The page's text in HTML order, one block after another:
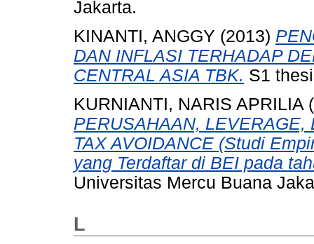
Jakarta.
KINANTI, ANGGY (2013)
DAN INFLASI TERHADAP
CENTRAL ASIA TBK. S1
KURNIANTI, NARIS APRILIA
PERUSAHAAN, LEVERAGE,
TAX AVOIDANCE (Studi
yang Terdaftar di BEI pada
Universitas Mercu Buana
L